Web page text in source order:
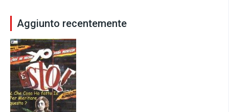
Aggiunto recentemente